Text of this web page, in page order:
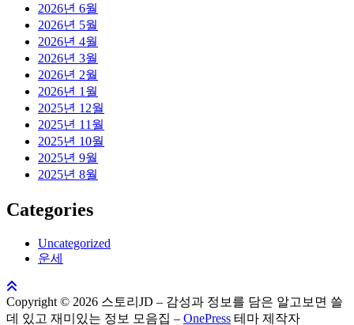
2026년 6월
2026년 5월
2026년 4월
2026년 3월
2026년 2월
2026년 1월
2025년 12월
2025년 11월
2025년 10월
2025년 9월
2025년 8월
Categories
Uncategorized
운세
Copyright © 2026 스토리JD – 감성과 정보를 담은 알고보면 쓸
데 있고 재미있는 정보 모음집 – OnePress 테마 제작자